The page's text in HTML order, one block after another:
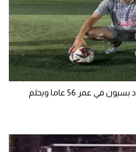
حكايات في الجول - لاعب ينضم لاتحاد بسيون في عمر 56 عاما ويحلم